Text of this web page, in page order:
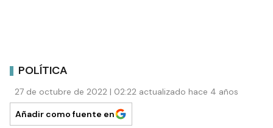
POLÍTICA
27 de octubre de 2022 | 02:22 actualizado hace 4 años
Añadir como fuente en